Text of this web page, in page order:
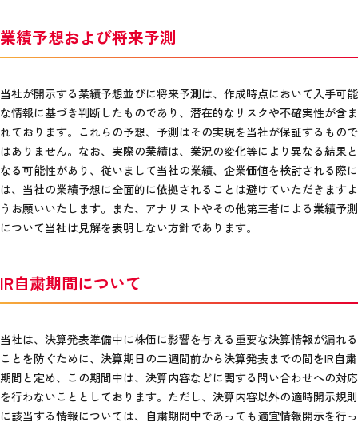
業績予想および将来予測
当社が開示する業績予想並びに将来予測は、作成時点において入手可能
な情報に基づき判断したものであり、潜在的なリスクや不確実性が含ま
れております。これらの予想、予測はその実現を当社が保証するもので
はありません。なお、実際の業績は、業況の変化等により異なる結果と
なる可能性があり、従いまして当社の業績、企業価値を検討される際に
は、当社の業績予想に全面的に依拠されることは避けていただきますよ
うお願いいたします。また、アナリストやその他第三者による業績予測
について当社は見解を表明しない方針であります。
IR自粛期間について
当社は、決算発表準備中に株価に影響を与える重要な決算情報が漏れる
ことを防ぐために、決算期日の二週間前から決算発表までの間をIR自粛
期間と定め、この期間中は、決算内容などに関する問い合わせへの対応
を行わないこととしております。ただし、決算内容以外の適時開示規則
に該当する情報については、自粛期間中であっても適宜情報開示を行っ